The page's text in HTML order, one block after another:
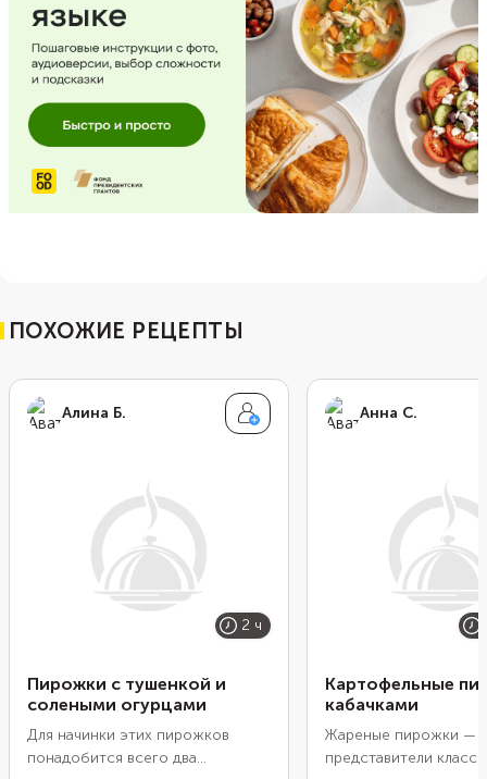
ПОХОЖИЕ РЕЦЕПТЫ
Алина Б.
2 ч
Пирожки с тушенкой и
солеными огурцами
Для начинки этих пирожков
понадобится всего два
Анна С.
Картофельные
кабачками
Жареные пирожки —
представители